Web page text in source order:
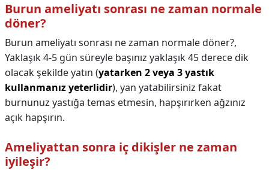
Burun ameliyatı sonrası ne zaman normale
döner?
Burun ameliyatı sonrası ne zaman normale döner?,
Yaklaşık 4-5 gün süreyle başınız yaklaşık 45 derece dik
olacak şekilde yatın (yatarken 2 veya 3 yastık
kullanmanız yeterlidir), yan yatabilirsiniz fakat
burnunuz yastığa temas etmesin, hapşırırken ağzınız
açık hapşırın.
Ameliyattan sonra iç dikişler ne zaman
iyileşir?